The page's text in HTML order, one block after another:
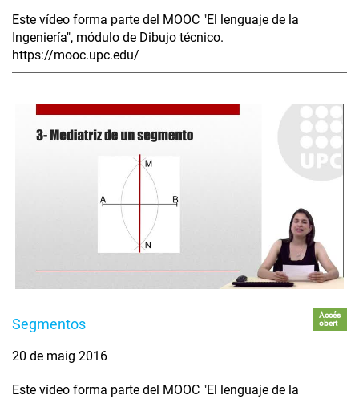
Este vídeo forma parte del MOOC "El lenguaje de la
Ingeniería", módulo de Dibujo técnico.
https://mooc.upc.edu/
Segmentos
Accés
obert
20 de maig 2016
Este vídeo forma parte del MOOC "El lenguaje de la